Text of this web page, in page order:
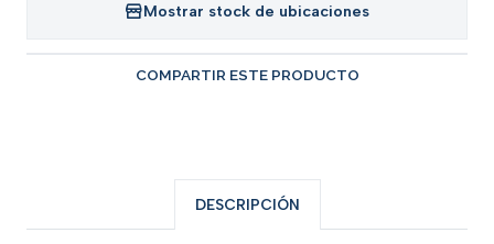
Mostrar stock de ubicaciones
COMPARTIR ESTE PRODUCTO
DESCRIPCIÓN